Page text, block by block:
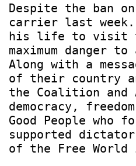
Despite the ban
carrier last week.
his life to visit
maximum
Along with a
of their country
the Coalition and
democracy,
Good People who
supported
of the Free